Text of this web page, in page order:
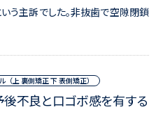
いう主訴でした。非抜歯で空隙閉鎖
上 裏側矯正 下 表側矯正）
不良と口ゴボ感を有する